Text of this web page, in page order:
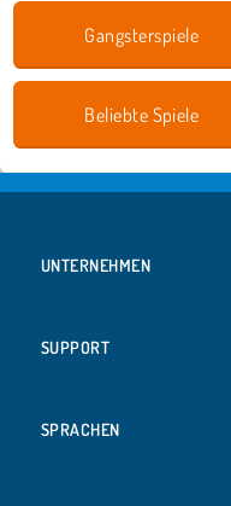
Gangsterspiele
Beliebte Spiele
UNTERNEHMEN
SUPPORT
SPRACHEN